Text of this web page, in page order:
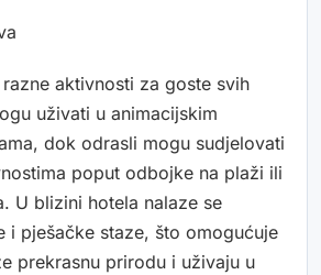
aktivnosti za goste svih
uživati u animacijskim
dok odrasli mogu sudjelovati
poput odbojke na plaži ili
U blizini hotela nalaze se
i pješačke staze, što omogućuje
prekrasnu prirodu i uživaju u